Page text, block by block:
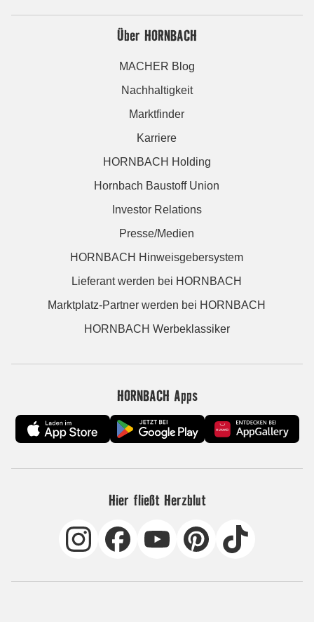
Über HORNBACH
MACHER Blog
Nachhaltigkeit
Marktfinder
Karriere
HORNBACH Holding
Hornbach Baustoff Union
Investor Relations
Presse/Medien
HORNBACH Hinweisgebersystem
Lieferant werden bei HORNBACH
Marktplatz-Partner werden bei HORNBACH
HORNBACH Werbeklassiker
HORNBACH Apps
Hier fließt Herzblut